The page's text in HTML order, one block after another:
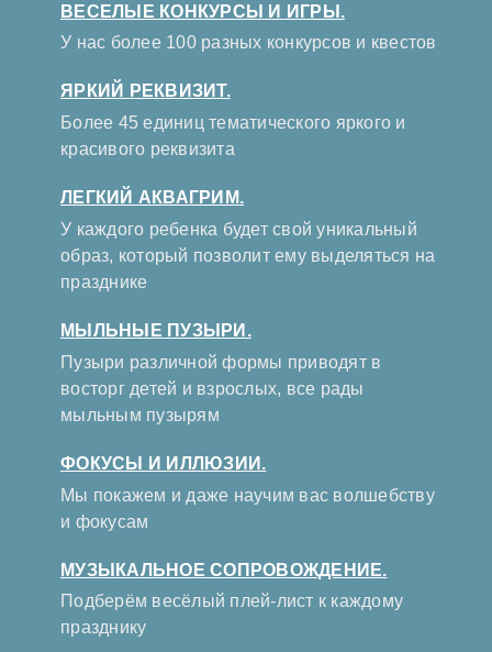
ВЕСЕЛЫЕ КОНКУРСЫ И ИГРЫ.
У нас более 100 разных конкурсов и квестов
ЯРКИЙ РЕКВИЗИТ.
Более 45 единиц тематического яркого и
красивого реквизита
ЛЕГКИЙ АКВАГРИМ.
У каждого ребенка будет свой уникальный
образ, который позволит ему выделяться на
празднике
МЫЛЬНЫЕ ПУЗЫРИ.
Пузыри различной формы приводят в
восторг детей и взрослых, все рады
мыльным пузырям
ФОКУСЫ И ИЛЛЮЗИИ.
Мы покажем и даже научим вас волшебству
и фокусам
МУЗЫКАЛЬНОЕ СОПРОВОЖДЕНИЕ.
Подберём весёлый плей-лист к каждому
празднику